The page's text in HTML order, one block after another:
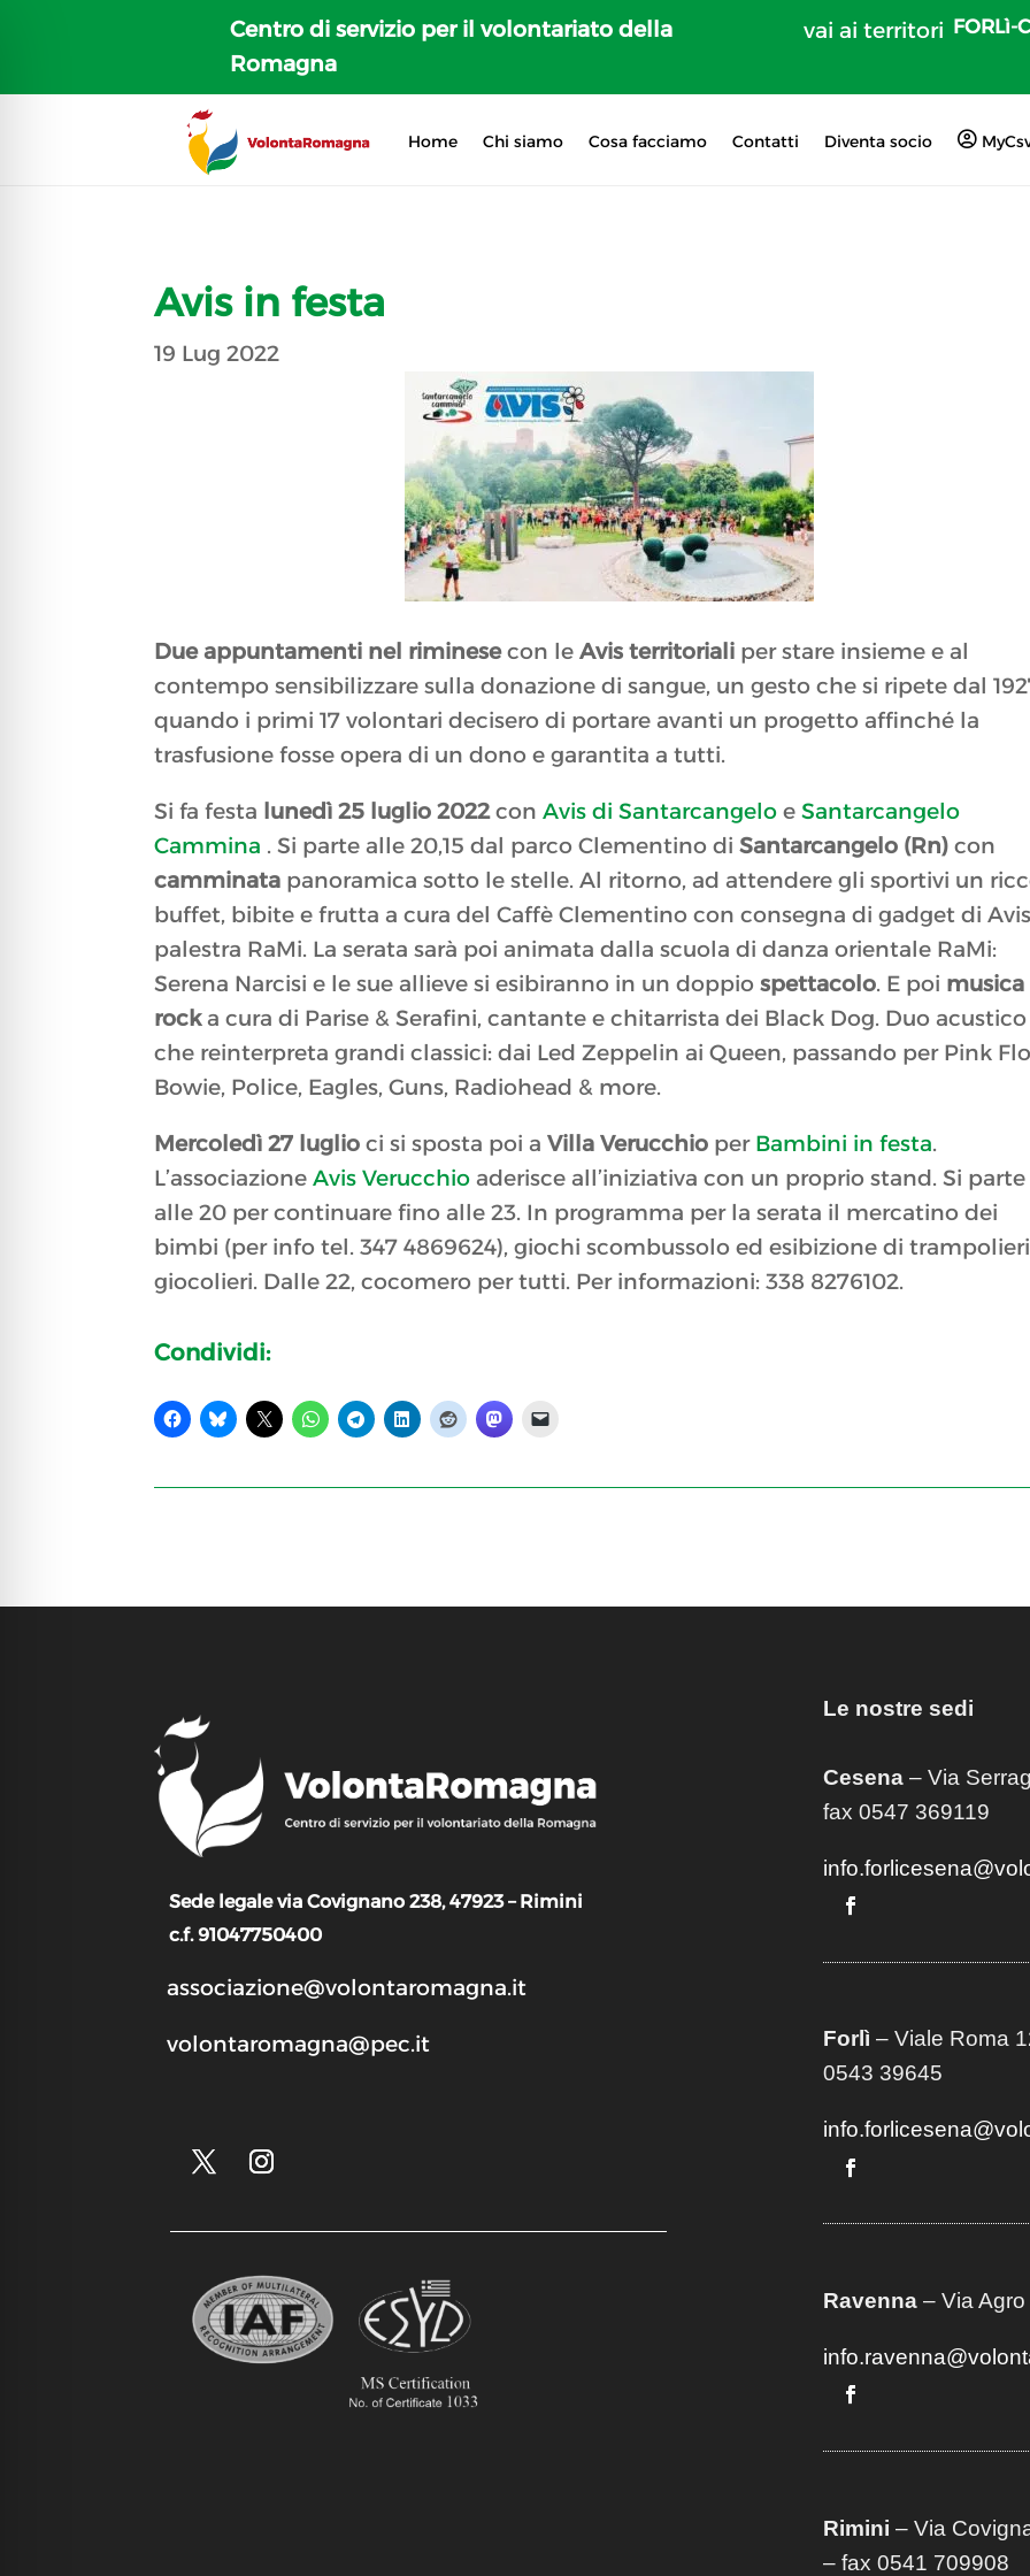
Centro di servizio per il volontariato della
Romagna
vai ai territori FORLì-
Home Chi siamo Cosa facciamo Contatti Diventa socio
Avis in festa
19 Lug 2022
Due appuntamenti nel riminesecon leAvis territoriali per stare insieme e al
contempo sensibilizzare sulla donazione di sangue, un gesto che si ripete dal
quando i primi 17 volontari decisero di portare avanti un progetto affinché la
trasfusione fosse opera di un dono e garantita a tutti.
Si fa festa lunedì 25 luglio 2022conAvis di Santarcangelo eSantarcangelo
Cammina . Si parte alle 20,15 dal parco Clementino diSantarcangelo (Rn) con
camminata panoramica sotto le stelle. Al ritorno, ad attendere gli sportivi un
buffet, bibite e frutta a cura del Caffè Clementino con consegna di gadget di
palestra RaMi. La serata sarà poi animata dalla scuola di danza orientale RaMi:
Serena Narcisi e le sue allieve si esibiranno in un doppiospettacolo. E poi musica
rocka cura di Parise & Serafini, cantante e chitarrista dei Black Dog. Duo acustico
che reinterpreta grandi classici: dai Led Zeppelin ai Queen, passando per Pink
Bowie, Police, Eagles, Guns, Radiohead & more.
Mercoledì 27 luglio ci si sposta poi aVilla Verucchio per Bambini in festa.
L’associazioneAvis Verucchio aderisce all’iniziativa con un proprio stand. Si parte
alle 20 per continuare fino alle 23. In programma per la serata il mercatino dei
bimbi (per info tel. 347 4869624), giochi scombussolo ed esibizione di
giocolieri. Dalle 22, cocomero per tutti. Per informazioni: 338 8276102.
Condividi:
Sede legale via Covignano 238, 47923 – Rimini
c.f. 91047750400
associazione@volontaromagna.it
volontaromagna@pec.it
Le nostre sedi
Cesena– Via
fax 0547 369119
Forlì – Viale Roma
0543 39645
Ravenna– Via Agro
Rimini – Via
– fax 0541 709908